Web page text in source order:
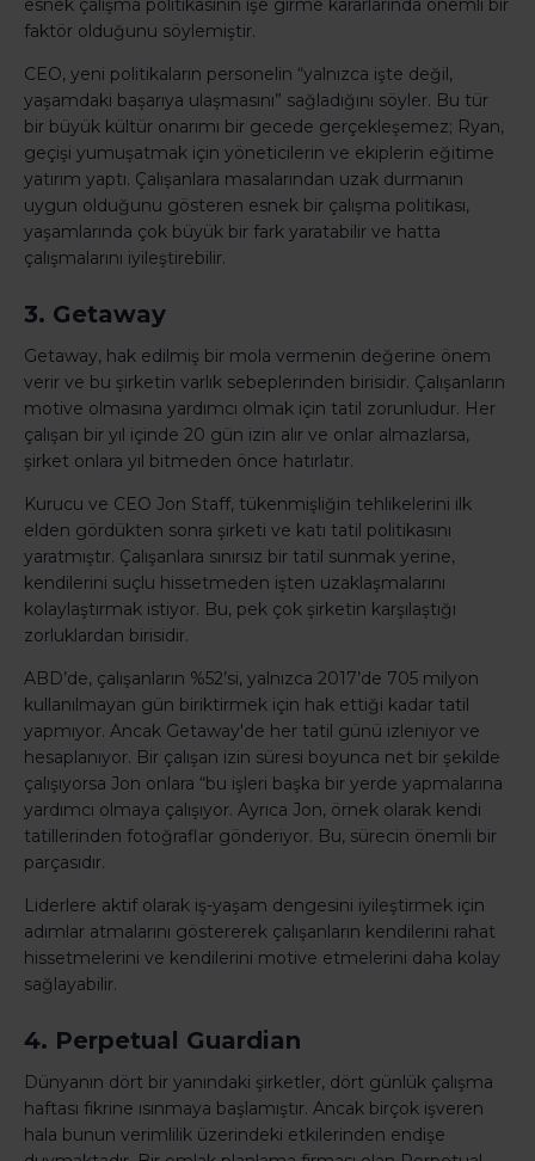
esnek çalışma politikasının işe girme kararlarında önemli bir
faktör olduğunu söylemiştir.
CEO, yeni politikaların personelin “yalnızca işte değil,
yaşamdaki başarıya ulaşmasını” sağladığını söyler. Bu tür
bir büyük kültür onarımı bir gecede gerçekleşemez; Ryan,
geçişi yumuşatmak için yöneticilerin ve ekiplerin eğitime
yatırım yaptı. Çalışanlara masalarından uzak durmanın
uygun olduğunu gösteren esnek bir çalışma politikası,
yaşamlarında çok büyük bir fark yaratabilir ve hatta
çalışmalarını iyileştirebilir.
3. Getaway
Getaway, hak edilmiş bir mola vermenin değerine önem
verir ve bu şirketin varlık sebeplerinden birisidir. Çalışanların
motive olmasına yardımcı olmak için tatil zorunludur. Her
çalışan bir yıl içinde 20 gün izin alır ve onlar almazlarsa,
şirket onlara yıl bitmeden önce hatırlatır.
Kurucu ve CEO Jon Staff, tükenmişliğin tehlikelerini ilk
elden gördükten sonra şirketi ve katı tatil politikasını
yaratmıştır. Çalışanlara sınırsız bir tatil sunmak yerine,
kendilerini suçlu hissetmeden işten uzaklaşmalarını
kolaylaştırmak istiyor. Bu, pek çok şirketin karşılaştığı
zorluklardan birisidir.
ABD’de, çalışanların %52’si, yalnızca 2017’de 705 milyon
kullanılmayan gün biriktirmek için hak ettiği kadar tatil
yapmıyor. Ancak Getaway'de her tatil günü izleniyor ve
hesaplanıyor. Bir çalışan izin süresi boyunca net bir şekilde
çalışıyorsa Jon onlara “bu işleri başka bir yerde yapmalarına
yardımcı olmaya çalışıyor. Ayrıca Jon, örnek olarak kendi
tatillerinden fotoğraflar gönderiyor. Bu, sürecin önemli bir
parçasıdır.
Liderlere aktif olarak iş-yaşam dengesini iyileştirmek için
adımlar atmalarını göstererek çalışanların kendilerini rahat
hissetmelerini ve kendilerini motive etmelerini daha kolay
sağlayabilir.
4. Perpetual Guardian
Dünyanın dört bir yanındaki şirketler, dört günlük çalışma
haftası fikrine ısınmaya başlamıştır. Ancak birçok işveren
hala bunun verimlilik üzerindeki etkilerinden endişe